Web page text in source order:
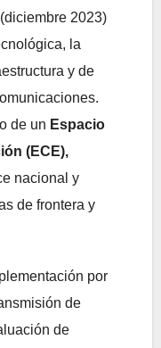
(diciembre 2023)
la
y de
de un Espacio
(ECE),
nacional y
de frontera y
por
de
de